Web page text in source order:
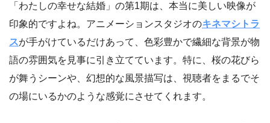
「わたしの幸せな結婚」の第1期は、本当に美しい映像が
印象的ですよね。アニメーションスタジオのキネマシトラ
スが手がけているだけあって、色彩豊かで繊細な背景が物
語の雰囲気を見事に引き立てています。特に、桜の花びら
が舞うシーンや、幻想的な風景描写は、視聴者をまるでそ
の場にいるかのような感覚にさせてくれます。